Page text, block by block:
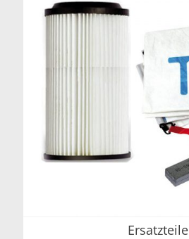
Ersatzteile